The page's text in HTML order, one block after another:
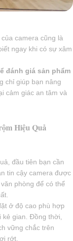
camera cũng là
ngay khi có sự xâm
đánh giá sản phẩm
chỉ giúp bạn nâng
cảm giác an tâm và
Hiệu Quả
đầu tiên bạn cần
tin cậy camera được
phòng để có thể
ở độ cao phù hợp
gian. Đồng thời,
vững chắc trên
rớt.